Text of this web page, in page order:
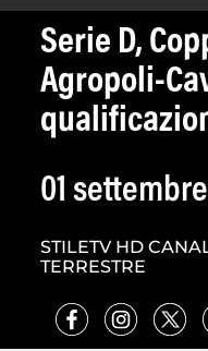
Serie D,
Agropoli-
01
STILETV HD
TERRESTRE